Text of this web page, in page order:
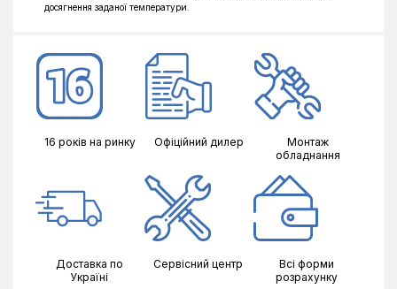
досягнення заданої температури.
16 років на ринку Офіційний дилер
Монтаж
обладнання
Доставка по
Україні
Сервісний центр
Всі форми
розрахунку